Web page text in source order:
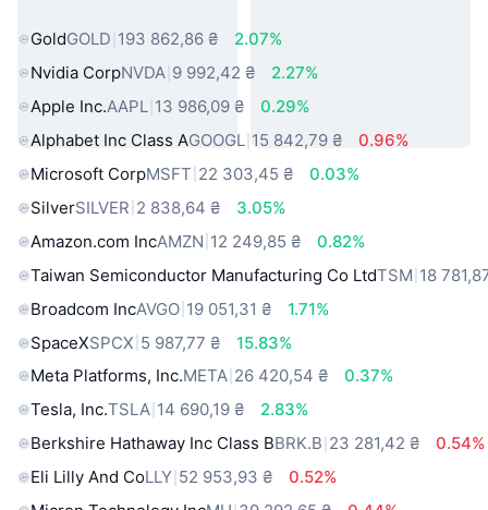
GoldGOLD 193 862,86 ₴
2.07%
Nvidia CorpNVDA 9 992,42 ₴
2.27%
Apple Inc.AAPL 13 986,09 ₴
0.29%
Alphabet Inc Class AGOOGL 15 842,79 ₴
0.96%
Microsoft CorpMSFT 22 303,45 ₴
0.03%
SilverSILVER 2 838,64 ₴
3.05%
Amazon.com IncAMZN 12 249,85 ₴
0.82%
Taiwan Semiconductor Manufacturing Co LtdTSM 18
Broadcom IncAVGO 19 051,31 ₴
1.71%
SpaceXSPCX 5 987,77 ₴
15.83%
Meta Platforms, Inc.META 26 420,54 ₴
0.37%
Tesla, Inc.TSLA 14 690,19 ₴
2.83%
Berkshire Hathaway Inc Class BBRK.B 23 281,42 ₴
0.54%
Eli Lilly And CoLLY 52 953,93 ₴
0.52%